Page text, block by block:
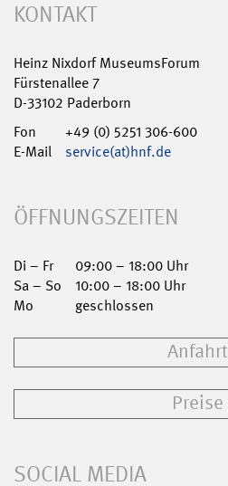
KONTAKT
Heinz Nixdorf MuseumsForum
Fürstenallee 7
D-33102 Paderborn
Fon
+49 (0) 5251 306-600
E-Mail
service(at)hnf.de
ÖFFNUNGSZEITEN
Di – Fr
09:00 – 18:00 Uhr
Sa – So
10:00 – 18:00 Uhr
Mo
geschlossen
Anfahrt
Preise
SOCIAL MEDIA